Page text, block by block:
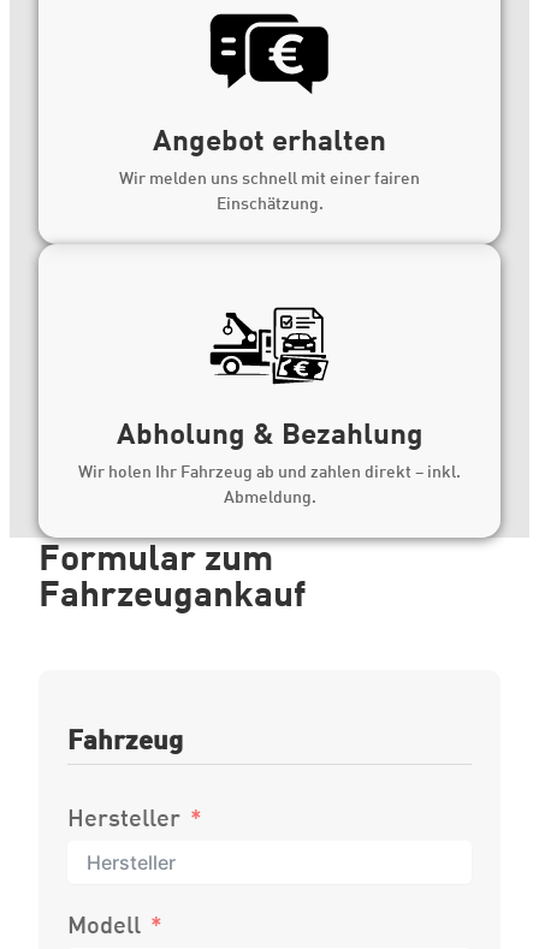
Angebot erhalten
Wir melden uns schnell mit einer fairen
Einschätzung.
Abholung & Bezahlung
Wir holen Ihr Fahrzeug ab und zahlen direkt – inkl.
Abmeldung.
Formular zum
Fahrzeugankauf
Fahrzeug
Hersteller
Modell